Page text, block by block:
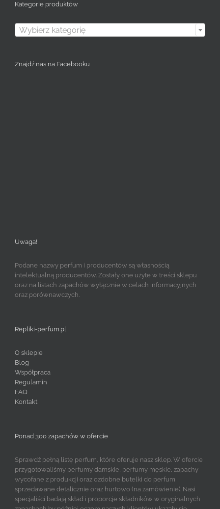
Kategorie produktów
Wybierz kategorię
Znajdź nas na Facebooku
Uwaga!
Podane nazwy perfum i producentów są własnością
intelektualną producentów. Zostały one użyte w treści sklepu
oraz na listach zapachów wyłącznie w celach informacyjnych
oraz porównawczych.
Repliki-perfum.pl
O sklepie
Blog
Współpraca
Regulamin
FAQ
Kontakt
Ponad 300 zapachów w ofercie
Sprawdź pełną listę perfum, które oferuje nasz sklep. W ofercie
przygotowaliśmy perfumy damskie, perfumy męskie, zapachy
wycofane z produkcji oraz ozdobne butelki do perfum
sprzedawane detalicznie oraz hurtowo (na zamówienie). Nasi
specjaliści badają skład i proporcje składników w oryginalnych